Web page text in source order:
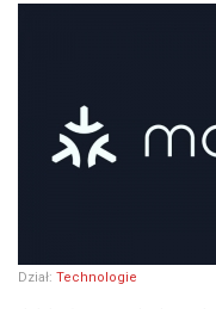
Dział: Technologie